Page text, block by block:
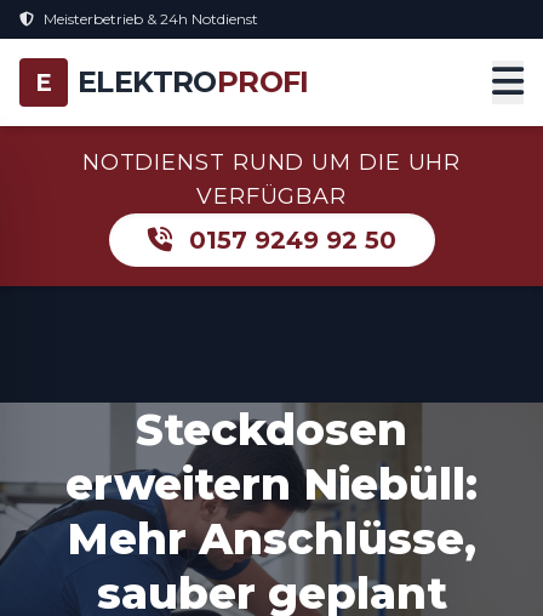
Meisterbetrieb & 24h Notdienst
E ELEKTROPROFI
NOTDIENST RUND UM DIE UHR
VERFÜGBAR
0157 9249 92 50
Steckdosen
erweitern Niebüll:
Mehr Anschlüsse,
sauber geplant